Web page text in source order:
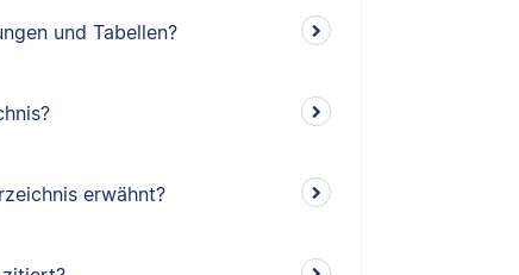
und Tabellen?
erwähnt?